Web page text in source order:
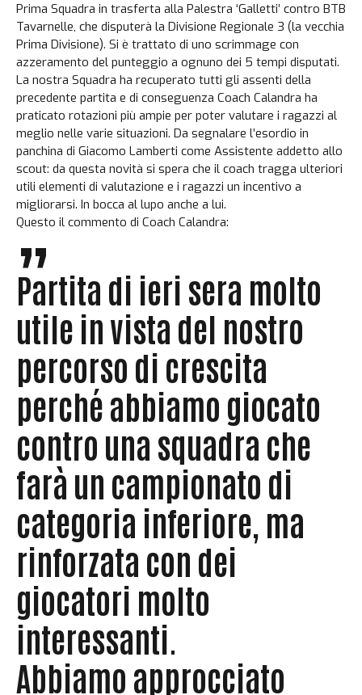
Prima Squadra in trasferta alla Palestra ‘Galletti’ contro BTB
Tavarnelle, che disputerà la Divisione Regionale 3 (la vecchia
Prima Divisione). Si è trattato di uno scrimmage con
azzeramento del punteggio a ognuno dei 5 tempi disputati.
La nostra Squadra ha recuperato tutti gli assenti della
precedente partita e di conseguenza Coach Calandra ha
praticato rotazioni più ampie per poter valutare i ragazzi al
meglio nelle varie situazioni. Da segnalare l’esordio in
panchina di Giacomo Lamberti come Assistente addetto allo
scout: da questa novità si spera che il coach tragga ulteriori
utili elementi di valutazione e i ragazzi un incentivo a
migliorarsi. In bocca al lupo anche a lui.
Questo il commento di Coach Calandra:
Partita di ieri sera molto
utile in vista del nostro
percorso di crescita
perché abbiamo giocato
contro una squadra che
farà un campionato di
categoria inferiore, ma
rinforzata con dei
giocatori molto
interessanti.
Abbiamo approcciato